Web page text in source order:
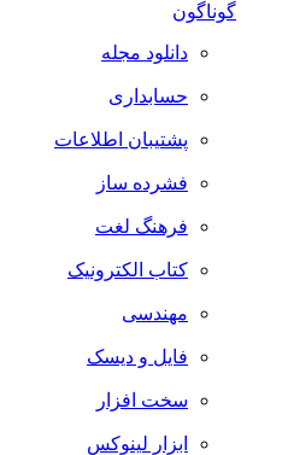
گوناگون
دانلود مجله
حسابداری
پشتیبان اطلاعات
فشرده ساز
فرهنگ لغت
کتاب الکترونیک
مهندسی
فایل و دیسک
سخت افزار
ابزار لینوکس